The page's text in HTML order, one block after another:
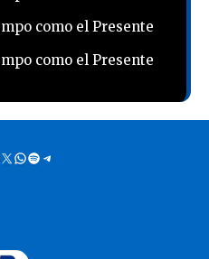
como el Presente
como el Presente
WhatsApp Spotify Telegram